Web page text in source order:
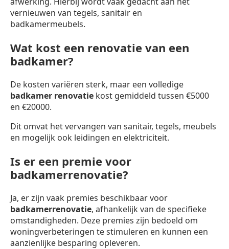
vernieuwen van tegels, sanitair en
badkamermeubels.
Wat kost een renovatie van een
badkamer?
De kosten variëren sterk, maar een volledige
badkamer renovatie kost gemiddeld tussen €5000
en €20000.
Dit omvat het vervangen van sanitair, tegels, meubels
en mogelijk ook leidingen en elektriciteit.
Is er een premie voor
badkamerrenovatie?
Ja, er zijn vaak premies beschikbaar voor
badkamerrenovatie, afhankelijk van de specifieke
omstandigheden. Deze premies zijn bedoeld om
woningverbeteringen te stimuleren en kunnen een
aanzienlijke besparing opleveren.